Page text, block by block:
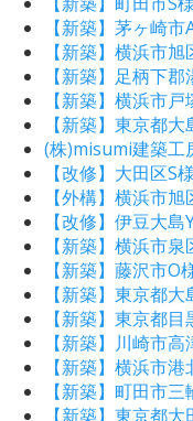
【新築】茅ヶ崎市
【新築】横浜市
【新築】足柄下
【新築】横浜市
【新築】東京都
(株)misumi建築
【改修】大田区S
【外構】横浜市
【改修】伊豆大島
【新築】横浜市
【新築】藤沢市O
【新築】東京都
【新築】東京都
【新築】川崎市
【新築】横浜市
【新築】町田市
【新築】東京都